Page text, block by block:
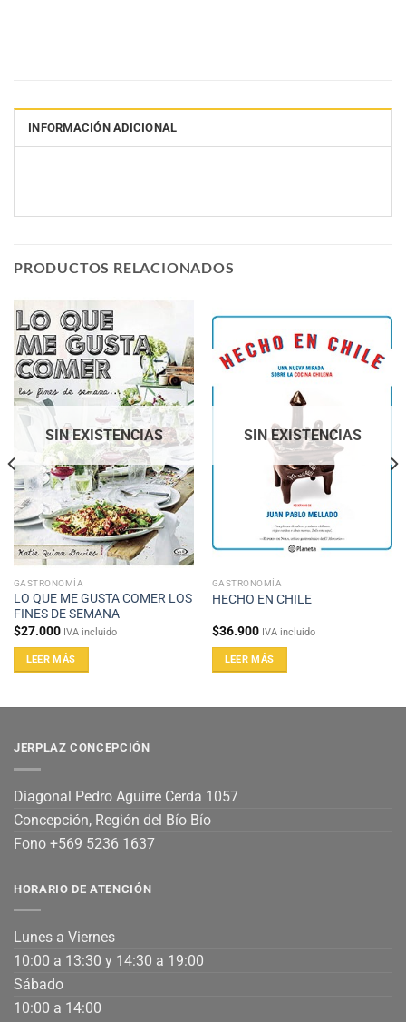
INFORMACIÓN ADICIONAL
PRODUCTOS RELACIONADOS
SIN EXISTENCIAS
GASTRONOMÍA
LO QUE ME GUSTA COMER LOS
FINES DE SEMANA
$27.000 IVA incluido
LEER MÁS
SIN EXISTENCIAS
GASTRONOMÍA
HECHO EN CHILE
$36.900 IVA incluido
LEER MÁS
JERPLAZ CONCEPCIÓN
Diagonal Pedro Aguirre Cerda 1057
Concepción, Región del Bío Bío
Fono +569 5236 1637
HORARIO DE ATENCIÓN
Lunes a Viernes
10:00 a 13:30 y 14:30 a 19:00
Sábado
10:00 a 14:00